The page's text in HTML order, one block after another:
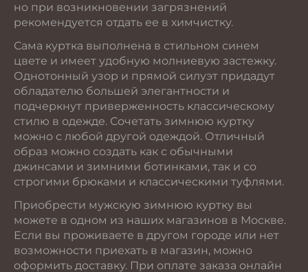
но при возникновении загрязнений
рекомендуется отдать ее в химчистку.
Сама куртка выполнена в стильном синем
цвете и имеет удобную молниевую застежку.
Однотонный узор и прямой силуэт придадут
обладателю большей элегантности и
подчеркнут приверженность классическому
стилю в одежде. Сочетать зимнюю куртку
можно с любой другой одеждой. Отличный
образ можно создать как с обычными
джинсами и зимними ботинками, так и со
строгими брюками и классическими туфлями.
Приобрести мужскую зимнюю куртку вы
можете в одном из наших магазинов в Москве.
Если вы проживаете в другом городе или нет
возможности приехать в магазин, можно
оформить доставку. При оплате заказа онлайн